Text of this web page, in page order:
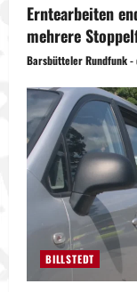
Erntearbeiten
mehrere
Barsbütteler Rundfunk -
BILLSTEDT